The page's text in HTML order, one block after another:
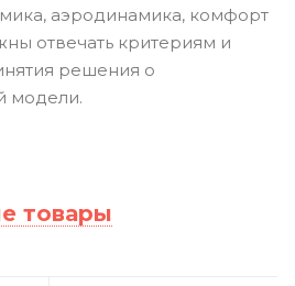
аэродинамика, комфорт
отвечать критериям и
решения о
модели.
товары